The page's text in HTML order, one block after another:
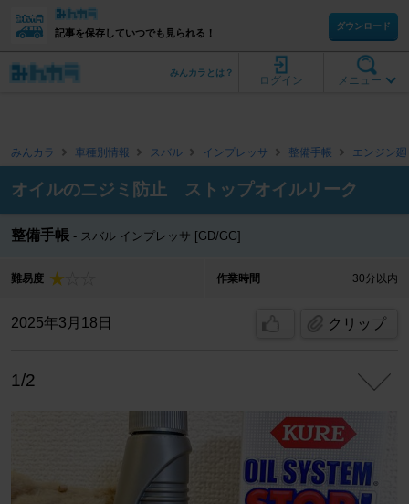
記事を保存していつでも見られる！
ダウンロード
メニュー
ログイン
みんカラとは？
みんカラ 車種別情報 スバル インプレッサ 整備手帳 エンジン
オイルのニジミ防止 ストップオイルリーク
整備手帳 スバル インプレッサ [GD/GG]
難易度 作業時間 30分以内
2025年3月18日 クリップ
1/2